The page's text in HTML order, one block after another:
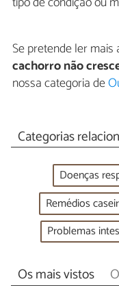
Se pretende ler mais
cachorro não
nossa categoria de
Categorias
Doenças
Remédios
Problemas
Os mais vistos